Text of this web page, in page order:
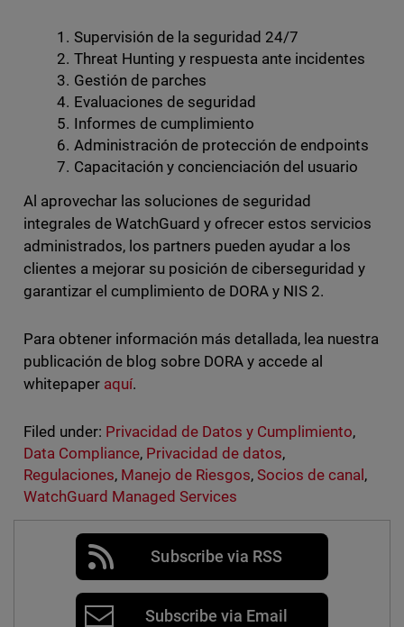
Supervisión de la seguridad 24/7
Threat Hunting y respuesta ante incidentes
Gestión de parches
Evaluaciones de seguridad
Informes de cumplimiento
Administración de protección de endpoints
Capacitación y concienciación del usuario
Al aprovechar las soluciones de seguridad
integrales de WatchGuard y ofrecer estos servicios
administrados, los partners pueden ayudar a los
clientes a mejorar su posición de ciberseguridad y
garantizar el cumplimiento de DORA y NIS 2.
Para obtener información más detallada, lea nuestra
publicación de blog sobre DORA y accede al
whitepaper aquí.
Filed under: Privacidad de Datos y Cumplimiento,
Data Compliance, Privacidad de datos,
Regulaciones, Manejo de Riesgos,Socios de canal ,
WatchGuard Managed Services
Subscribe via RSS
Subscribe via Email